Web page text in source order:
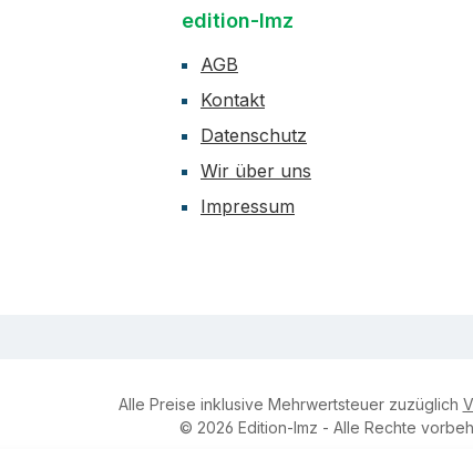
edition-lmz
AGB
Kontakt
Datenschutz
Wir über uns
Impressum
Alle Preise inklusive Mehrwertsteuer zuzüglich
© 2026 Edition-lmz - Alle Rechte